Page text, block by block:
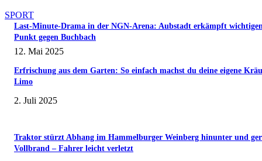
SPORT
Last-Minute-Drama in der NGN-Arena: Aubstadt erkämpft
Punkt gegen Buchbach
12. Mai 2025
Erfrischung aus dem Garten: So einfach machst du deine eigene
Limo
2. Juli 2025
Traktor stürzt Abhang im Hammelburger Weinberg hinunter und
Vollbrand – Fahrer leicht verletzt